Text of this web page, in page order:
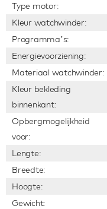
Type motor:
Kleur watchwinder:
Programma’s:
Energievoorziening:
Materiaal watchwinder:
Kleur bekleding
binnenkant:
Opbergmogelijkheid
voor:
Lengte:
Breedte:
Hoogte:
Gewicht: